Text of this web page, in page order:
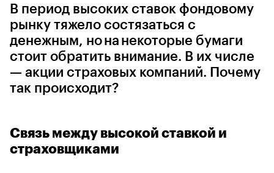
В период высоких ставок фондовому
рынку тяжело состязаться с
денежным, но на некоторые бумаги
стоит обратить внимание. В их числе
— акции страховых компаний. Почему
так происходит?
Связь между высокой ставкой и
страховщиками